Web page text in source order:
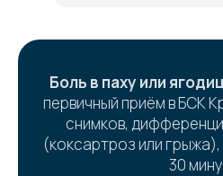
Боль в паху или
первичный приём в БСК
снимков,
(коксартроз или
30